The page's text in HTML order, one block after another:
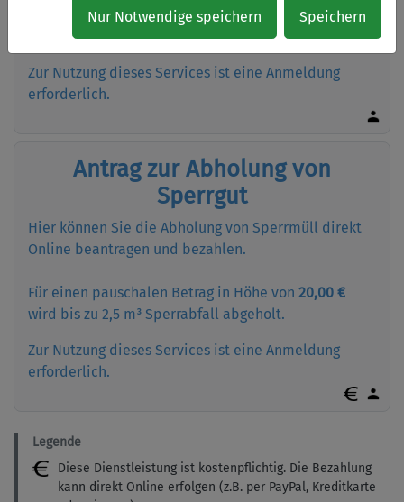
Nur Notwendige speichern Speichern
Melden Sie die Abholung von Elektroschrott Online
Zur Nutzung dieses Services ist eine Anmeldung
erforderlich.
Antrag zur Abholung von
Sperrgut
Hier können Sie die Abholung von Sperrmüll direkt
Online beantragen und bezahlen.
Für einen pauschalen Betrag in Höhe von 20,00 €
wird bis zu 2,5 m³ Sperrabfall abgeholt.
Zur Nutzung dieses Services ist eine Anmeldung
erforderlich.
Legende
Diese Dienstleistung ist kostenpflichtig. Die Bezahlung
kann direkt Online erfolgen (z.B. per PayPal, Kreditkarte